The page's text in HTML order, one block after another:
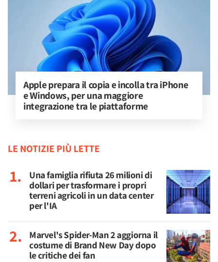
Apple prepara il copia e incolla tra iPhone
e Windows, per una maggiore
integrazione tra le piattaforme
LE NOTIZIE PIÙ LETTE
Una famiglia rifiuta 26 milioni di
dollari per trasformare i propri
terreni agricoli in un data center
per l'IA
Marvel's Spider-Man 2 aggiorna il
costume di Brand New Day dopo
le critiche dei fan